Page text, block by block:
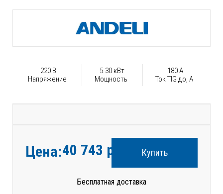
220 В
Напряжение
5.30 кВт
Мощность
180 А
Ток TIG до, А
Цена:40 743 руб.
Бесплатная доставка
Купить